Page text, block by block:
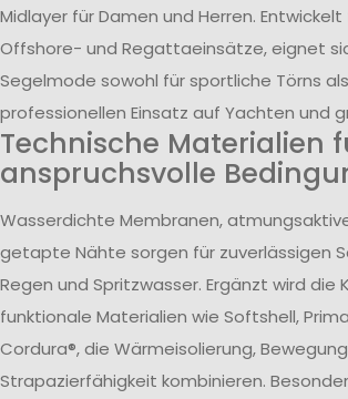
Midlayer für Damen und Herren.
Offshore- und Regattaeinsätze, eignet
Segelmode sowohl für sportliche Törns
professionellen Einsatz auf Yachten und
Technische Materialien
anspruchsvolle
Wasserdichte Membranen,
getapte Nähte sorgen für zuverlässigen
Regen und Spritzwasser. Ergänzt wird die
funktionale Materialien wie Softshell,
Cordura®, die Wärmeisolierung,
Strapazierfähigkeit kombinieren.